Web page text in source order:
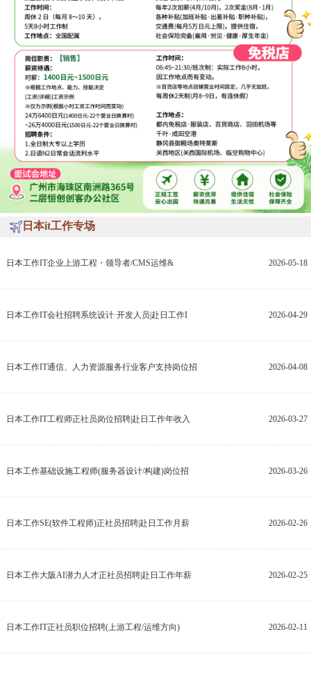
日本it工作专场
日本工作IT企业上游工程・领导者/CMS运维& 2026-05-18
日本工作IT会社招聘系统设计·开发人员|赴日工作I 2026-04-29
日本工作IT通信、人力资源服务行业客户支持岗位招 2026-04-08
日本工作IT工程师正社员岗位招聘|赴日工作年收入 2026-03-27
日本工作基础设施工程师(服务器设计/构建)岗位招 2026-03-26
日本工作SE(软件工程师)正社员招聘|赴日工作月薪 2026-02-26
日本工作大阪AI潜力人才正社员招聘|赴日工作年薪 2026-02-25
日本工作IT正社员职位招聘(上游工程/运维方向) 2026-02-11